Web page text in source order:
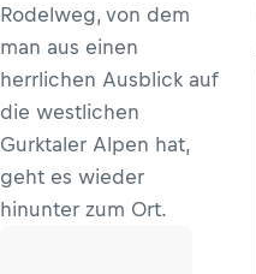
Rodelweg, von dem
man aus einen
herrlichen Ausblick auf
die westlichen
Gurktaler Alpen hat,
geht es wieder
hinunter zum Ort.